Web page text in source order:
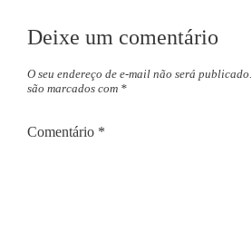
Deixe um comentário
O seu endereço de e-mail não será publicado.
são marcados com *
Comentário *